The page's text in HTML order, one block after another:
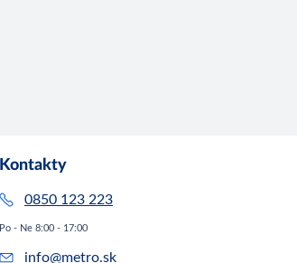
Kontakty
0850 123 223
Po - Ne 8:00 - 17:00
info@metro.sk